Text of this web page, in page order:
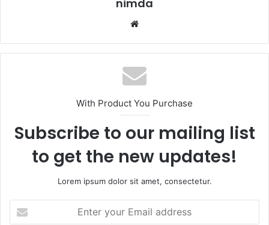
nimda
With Product You Purchase
Subscribe to our mailing list
to get the new updates!
Lorem ipsum dolor sit amet, consectetur.
your